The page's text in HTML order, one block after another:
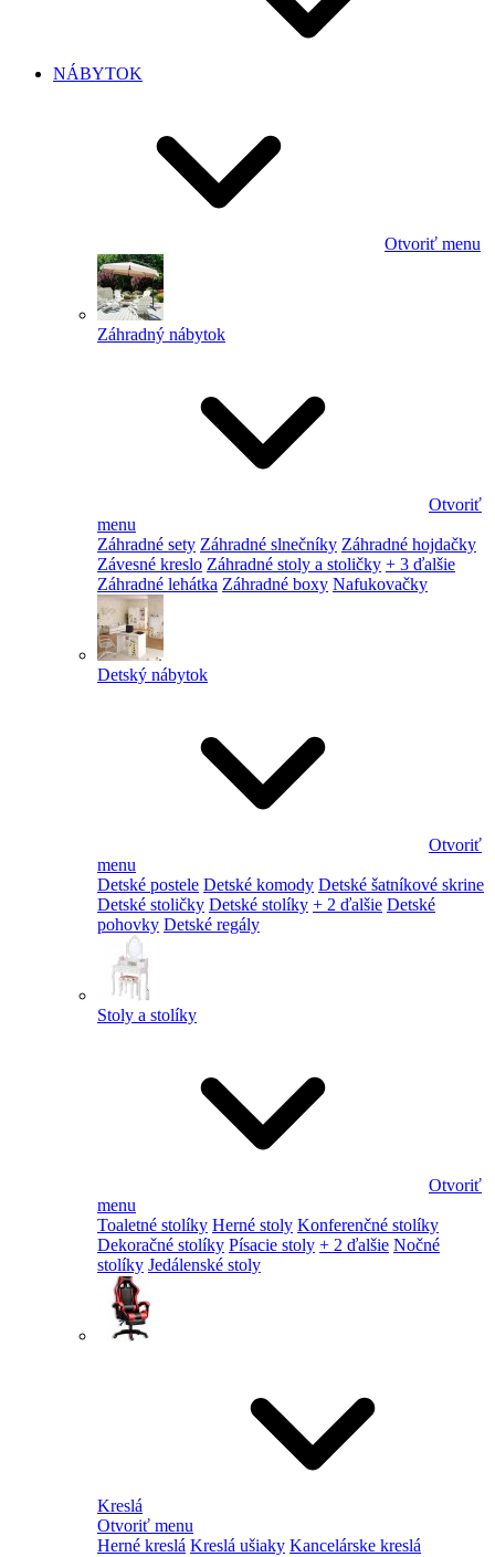
NÁBYTOK
Otvoriť menu
Záhradný nábytok
Otvoriť
menu
Záhradné sety Záhradné slnečníky Záhradné hojdačky
Závesné kreslo Záhradné stoly a stoličky + 3 ďalšie
Záhradné lehátka Záhradné boxy Nafukovačky
Detský nábytok
Otvoriť
menu
Detské postele Detské komody Detské šatníkové skrine
Detské stoličky Detské stolíky + 2 ďalšie Detské
pohovky Detské regály
Stoly a stolíky
Otvoriť
menu
Toaletné stolíky Herné stoly Konferenčné stolíky
Dekoračné stolíky Písacie stoly + 2 ďalšie Nočné
stolíky Jedálenské stoly
Kreslá
Otvoriť menu
Herné kreslá Kreslá ušiaky Kancelárske kreslá